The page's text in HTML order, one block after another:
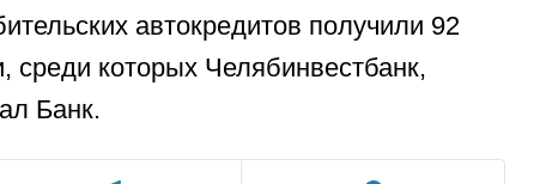
автокредитов получили 92
среди которых Челябинвестбанк,
Банк.